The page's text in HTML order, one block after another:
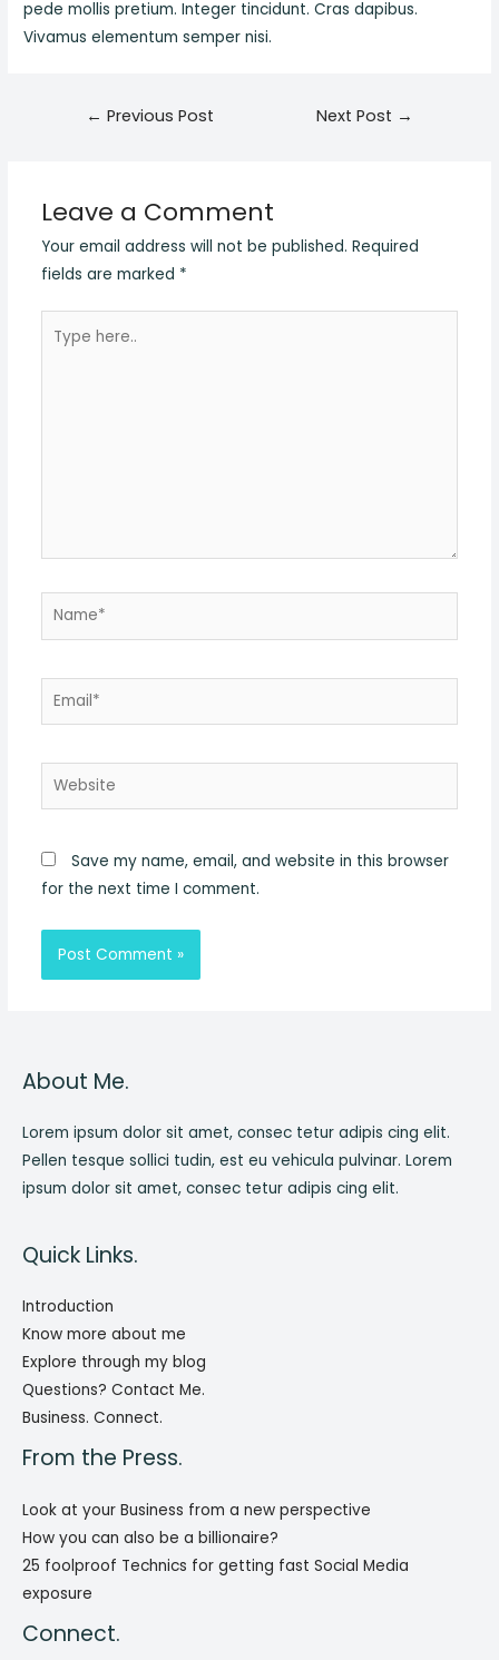
pede mollis pretium. Integer tincidunt. Cras dapibus.
Vivamus elementum semper nisi.
← Previous Post Next Post →
Leave a Comment
Your email address will not be published. Required
fields are marked *
here..
Name*
Email*
Website
Save my name, email, and website in this browser
for the next time I comment.
About Me.
Lorem ipsum dolor sit amet, consec tetur adipis cing elit.
Pellen tesque sollici tudin, est eu vehicula pulvinar. Lorem
ipsum dolor sit amet, consec tetur adipis cing elit.
Quick Links.
Introduction
Know more about me
Explore through my blog
Questions? Contact Me.
Business. Connect.
From the Press.
Look at your Business from a new perspective
How you can also be a billionaire?
25 foolproof Technics for getting fast Social Media
exposure
Connect.